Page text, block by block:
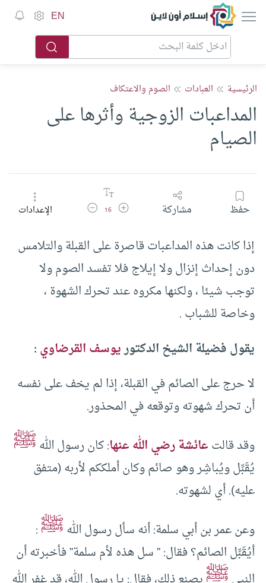
إسلام أون لاين EN
الرئيسية العبادات الصوم والاعتكاف
المداعبات الزوجية وأثرها على
الصيام
حفظ مشاركة زيادة حجم الخط
16 تقليل حجم الخطالإعدادات
إذا كانت هذه المداعبات قاصرة على القبلة والتلامس
دون إحداث إنزال ولا إيلاج فلا تفسد الصوم ولا
توجب شيئا ، ولكنها مكروه عند تحرك الشهوة ،
وخاصة للشباب .
يقول فضيلة الشيخ الدكتوريوسف القرضاوي:
لا حرج على الصائم في القبلة، إذا لم يخف على نفسه
أن تحرك شهوته وتوقعه في المحذور.
وقد قالتعائشة رضي الله عنها: كان رسول اللهﷺ
يُقَبِّل ويُباشِر وهو صائم وكان أملككم لأربه (متفق
عليه). أي لشهوته.
وعن عمر بن أبي سلمة: أنه سأل رسول اللهﷺ:
أيُقَبِّل الصائم؟ فقال: ” سل هذه لأم سلمة” فأخبرته أن
ﷺ